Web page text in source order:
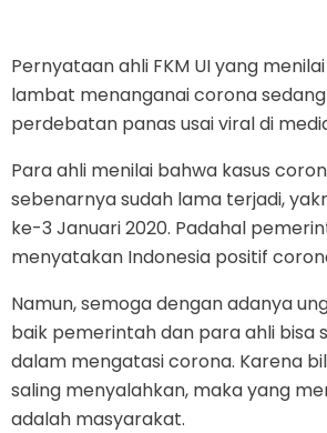
Pernyataan ahli FKM UI yang
lambat menanganai corona
perdebatan panas usai viral di
Para ahli menilai bahwa kasus
sebenarnya sudah lama terjadi,
ke-3 Januari 2020. Padahal
menyatakan Indonesia positif
Namun, semoga dengan adanya
baik pemerintah dan para ahli bisa
dalam mengatasi corona. Karena
saling menyalahkan, maka yang
adalah masyarakat.